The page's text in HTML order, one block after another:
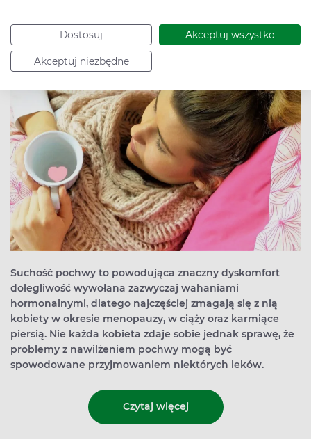
Dostosuj Akceptuj wszystko
Akceptuj niezbędne
Suchość pochwy to powodująca znaczny dyskomfort
dolegliwość wywołana zazwyczaj wahaniami
hormonalnymi, dlatego najczęściej zmagają się z nią
kobiety w okresie menopauzy, w ciąży oraz karmiące
piersią. Nie każda kobieta zdaje sobie jednak sprawę, że
problemy z nawilżeniem pochwy mogą być
spowodowane przyjmowaniem niektórych leków.
Czytaj więcej